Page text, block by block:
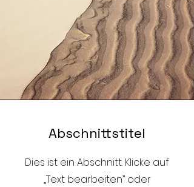
Abschnittstitel
Dies ist ein Abschnitt. Klicke auf
„Text bearbeiten” oder